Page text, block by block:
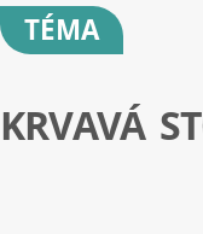
TÉMA
KRVAVÁ